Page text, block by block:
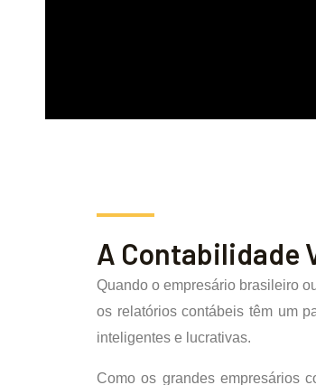
A Contabilidade
Quando o empresário brasileiro
os relatórios contábeis têm um
inteligentes e lucrativas.
Como os grandes empresários